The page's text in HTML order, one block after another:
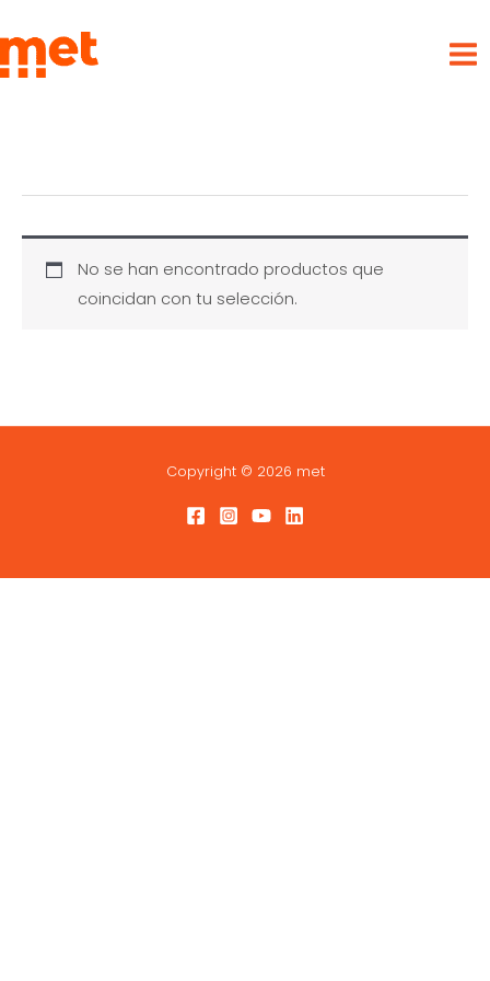
al
contenido
No se han encontrado productos que
coincidan con tu selección.
Copyright © 2026 met